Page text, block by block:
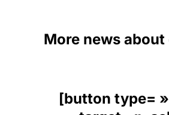
More news about
[button type=